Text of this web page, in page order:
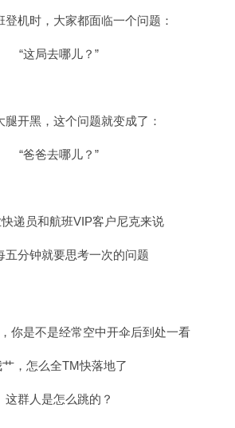
登机时，大家都面临一个问题：
“这局去哪儿？”
腿开黑，这个问题就变成了：
“爸爸去哪儿？”
递员和航班VIP客户尼克来说
五分钟就要思考一次的问题
你是不是经常空中开伞后到处一看
艹，怎么全TM快落地了
这群人是怎么跳的？